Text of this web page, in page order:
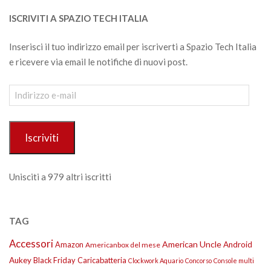
ISCRIVITI A SPAZIO TECH ITALIA
Inserisci il tuo indirizzo email per iscriverti a Spazio Tech Italia
e ricevere via email le notifiche di nuovi post.
Indirizzo
e-
Iscriviti
Unisciti a 979 altri iscritti
TAG
AccessoriAmazon Americanbox del mese American UncleAndroid
AukeyBlack FridayCaricabatteria Clockwork Aquario Concorso Console multi